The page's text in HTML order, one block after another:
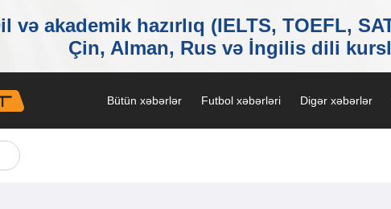
Bütün xəbərlər Futbol xəbərləri Digər xəbərlər